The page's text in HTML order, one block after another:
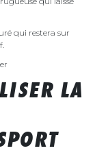
qui restera sur
LA